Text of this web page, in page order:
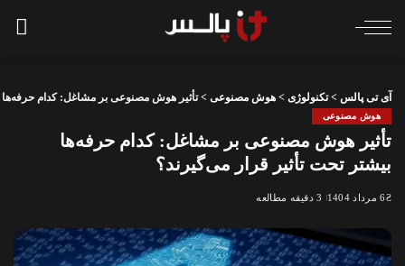
آی تی پالس >تکنولوژی > هوش مصنوعی >تأثیر هوش مصنوعی بر مشاغل: کدام حرفه‌ها
هوش مصنوعی
تأثیر هوش مصنوعی بر مشاغل: کدام حرفه‌ها
بیشتر تحت تأثیر قرار می‌گیرند؟
6 مرداد 1404 3 دقیقه مطالعه